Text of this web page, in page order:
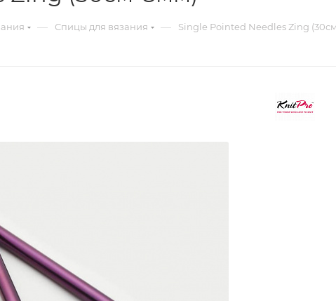
— Спицы для вязания — Single Pointed Needles Zing